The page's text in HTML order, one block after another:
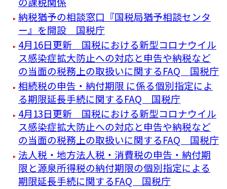
納税猶予の相談窓口『国税局猶予相談センタ
ー』を開設 国税庁
4月16日更新 国税における新型コロナウイル
ス感染症拡大防止への対応と申告や納税など
の当面の税務上の取扱いに関するFAQ 国税庁
相続税の申告・納付期限 に係る個別指定によ
る期限延長手続に関するFAQ 国税庁
4月13日更新 国税における新型コロナウイル
ス感染症拡大防止への対応と申告や納税など
の当面の税務上の取扱いに関するFAQ 国税庁
法人税・地方法人税・消費税の申告・納付期
限と源泉所得税の納付期限の個別指定による
期限延長手続に関するFAQ 国税庁